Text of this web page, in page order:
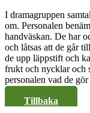
I dramagruppen
om. Personalen
handväskan. De har
och låtsas att de går
de upp läppstift och
frukt och nycklar och
personalen vad de
Tillbaka